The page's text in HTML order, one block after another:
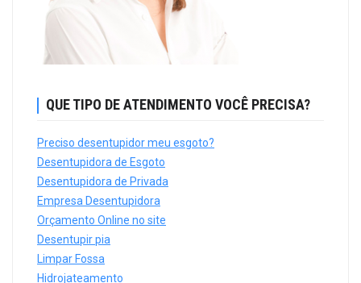
QUE TIPO DE ATENDIMENTO VOCÊ PRECISA?
Preciso desentupidor meu esgoto?
Desentupidora de Esgoto
Desentupidora de Privada
Empresa Desentupidora
Orçamento Online no site
Desentupir pia
Limpar Fossa
Hidrojateamento